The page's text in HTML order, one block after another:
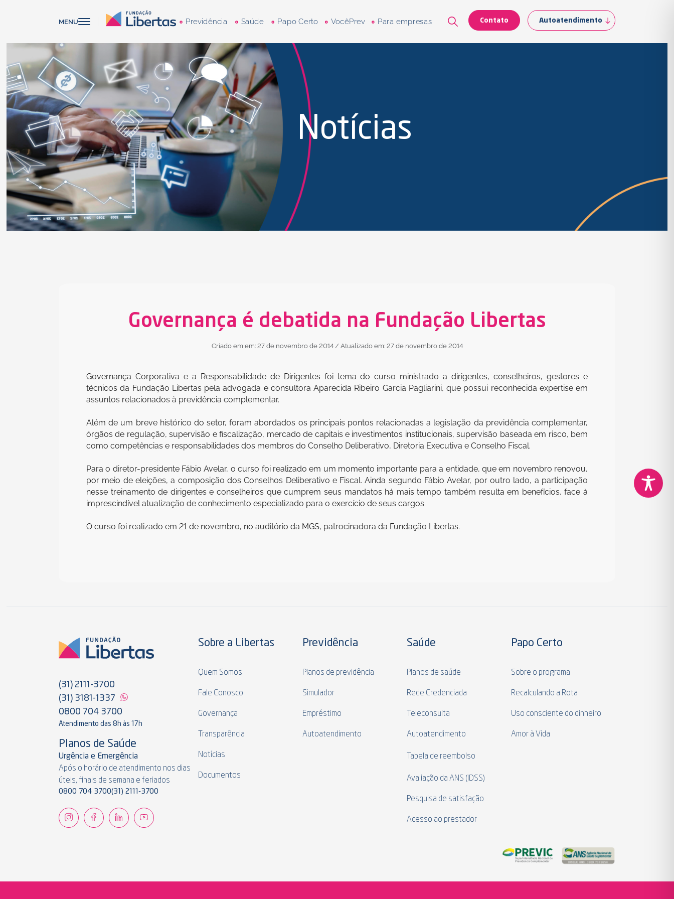
MENU Previdência Saúde Papo Certo VocêPrev Para empresas Contato Autoatendimento
Notícias
Governança é debatida na Fundação Libertas
Criado em em: 27 de novembro de 2014 / Atualizado em: 27 de novembro de 2014
Governança Corporativa e a Responsabilidade de Dirigentes foi tema do curso ministrado a dirigentes, conselheiros, gestores e
técnicos da Fundação Libertas pela advogada e consultora Aparecida Ribeiro Garcia Pagliarini, que possui reconhecida expertise em
assuntos relacionados à previdência complementar.
Além de um breve histórico do setor, foram abordados os principais pontos relacionadas a legislação da previdência complementar,
órgãos de regulação, supervisão e fiscalização, mercado de capitais e investimentos institucionais, supervisão baseada em risco, bem
como competências e responsabilidades dos membros do Conselho Deliberativo, Diretoria Executiva e Conselho Fiscal.
Para o diretor-presidente Fábio Avelar, o curso foi realizado em um momento importante para a entidade, que em novembro renovou,
por meio de eleições, a composição dos Conselhos Deliberativo e Fiscal. Ainda segundo Fábio Avelar, por outro lado, a participação
nesse treinamento de dirigentes e conselheiros que cumprem seus mandatos há mais tempo também resulta em benefícios, face à
imprescindível atualização de conhecimento especializado para o exercício de seus cargos.
O curso foi realizado em 21 de novembro, no auditório da MGS, patrocinadora da Fundação Libertas.
(31) 2111-3700
(31) 3181-1337
0800 704 3700
Atendimento das 8h às 17h
Planos de Saúde
Urgência e Emergência
Após o horário de atendimento nos dias
úteis, finais de semana e feriados
0800 704 3700(31) 2111-3700
Sobre a Libertas
Quem Somos
Fale Conosco
Governança
Transparência
Notícias
Documentos
Previdência
Planos de previdência
Simulador
Empréstimo
Autoatendimento
Saúde
Planos de saúde
Rede Credenciada
Teleconsulta
Autoatendimento
Tabela de reembolso
Avaliação da ANS (IDSS)
Pesquisa de satisfação
Acesso ao prestador
Papo Certo
Sobre o programa
Recalculando a Rota
Uso consciente do dinheiro
Amor à Vida